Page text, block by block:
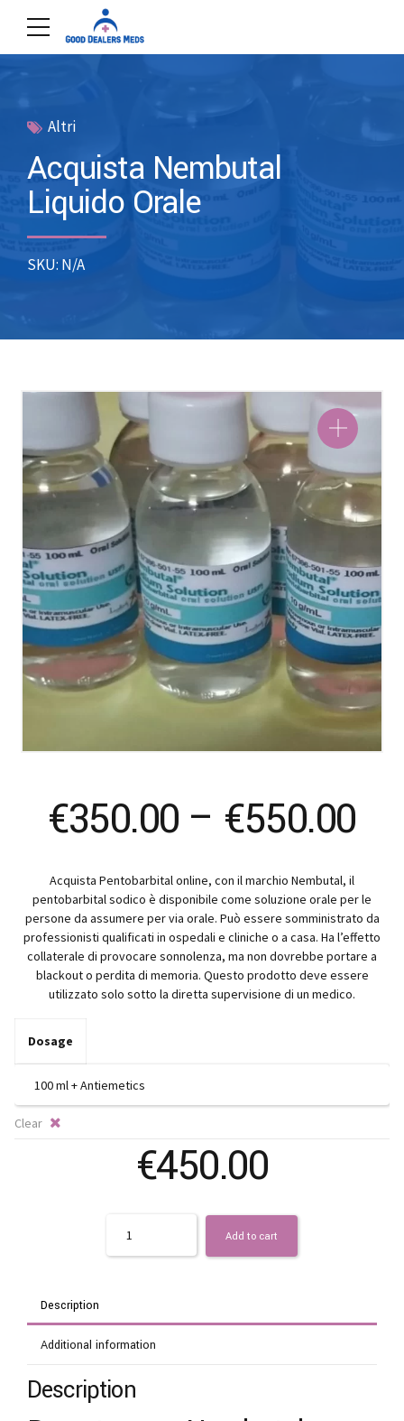
Altri
Acquista Nembutal
Liquido Orale
SKU: N/A
€350.00 – €550.00
Acquista Pentobarbital online, con il marchio Nembutal, il
pentobarbital sodico è disponibile come soluzione orale per le
persone da assumere per via orale. Può essere somministrato da
professionisti qualificati in ospedali e cliniche o a casa. Ha l’effetto
collaterale di provocare sonnolenza, ma non dovrebbe portare a
blackout o perdita di memoria. Questo prodotto deve essere
utilizzato solo sotto la diretta supervisione di un medico.
Dosage
Clear
€450.00
Add to cart
Description
Additional information
Description